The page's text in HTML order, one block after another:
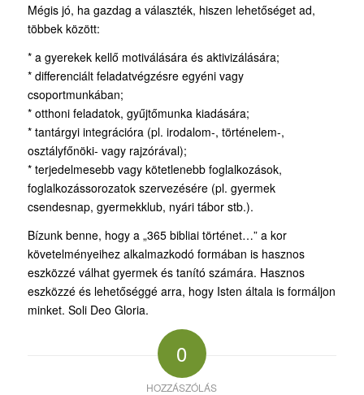
Mégis jó, ha gazdag a választék, hiszen lehetőséget ad,
többek között:
* a gyerekek kellő motiválására és aktivizálására;
* differenciált feladatvégzésre egyéni vagy
csoportmunkában;
* otthoni feladatok, gyűjtőmunka kiadására;
* tantárgyi integrációra (pl. irodalom-, történelem-,
osztályfőnöki- vagy rajzórával);
* terjedelmesebb vagy kötetlenebb foglalkozások,
foglalkozássorozatok szervezésére (pl. gyermek
csendesnap, gyermekklub, nyári tábor stb.).
Bízunk benne, hogy a „365 bibliai történet…” a kor
követelményeihez alkalmazkodó formában is hasznos
eszközzé válhat gyermek és tanító számára. Hasznos
eszközzé és lehetőséggé arra, hogy Isten általa is formáljon
minket. Soli Deo Gloria.
0
HOZZÁSZÓLÁS